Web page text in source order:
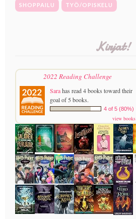
SHOPPAILU TYÖ/OPISKELU
Kirjat!
2022 Reading Challenge
Sarahas read 4 books toward their
goal of 5 books.
4 of 5 (80%)
view books